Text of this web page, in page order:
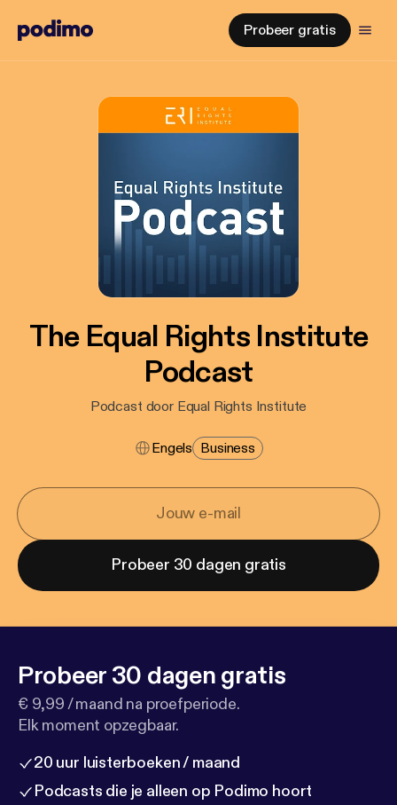
Probeer gratis
The Equal Rights Institute
Podcast
Podcast door Equal Rights Institute
Engels Business
Probeer 30 dagen gratis
Probeer 30 dagen gratis
€ 9,99 / maand na proefperiode.
Elk moment opzegbaar.
20 uur luisterboeken / maand
Podcasts die je alleen op Podimo hoort